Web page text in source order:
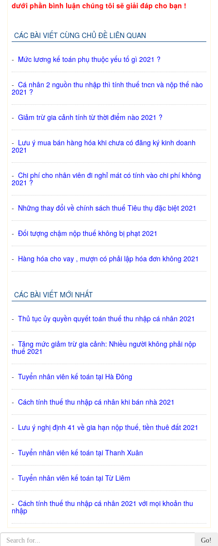
dưới phần bình luận chúng tôi sẽ giải đáp cho bạn !
CÁC BÀI VIẾT CÙNG CHỦ ĐỀ LIÊN QUAN
- Mức lương kế toán phụ thuộc yếu tố gì 2021 ?
- Cá nhân 2 nguồn thu nhập thì tính thuế tncn và nộp thế nào
2021 ?
- Giảm trừ gia cảnh tính từ thời điểm nào 2021 ?
- Lưu ý mua bán hàng hóa khi chưa có đăng ký kinh doanh
2021
- Chi phí cho nhân viên đi nghỉ mát có tính vào chi phí không
2021 ?
- Những thay đổi về chính sách thuế Tiêu thụ đặc biệt 2021
- Đối tượng chậm nộp thuế không bị phạt 2021
- Hàng hóa cho vay , mượn có phải lập hóa đơn không 2021
CÁC BÀI VIẾT MỚI NHẤT
- Thủ tục ủy quyền quyết toán thuế thu nhập cá nhân 2021
- Tăng mức giảm trừ gia cảnh: Nhiều người không phải nộp
thuế 2021
- Tuyển nhân viên kế toán tại Hà Đông
- Cách tính thuế thu nhập cá nhân khi bán nhà 2021
- Lưu ý nghị định 41 về gia hạn nộp thuế, tiền thuê đất 2021
- Tuyển nhân viên kế toán tại Thanh Xuân
- Tuyển nhân viên kế toán tại Từ Liêm
- Cách tính thuế thu nhập cá nhân 2021 với mọi khoản thu
nhập
Go!